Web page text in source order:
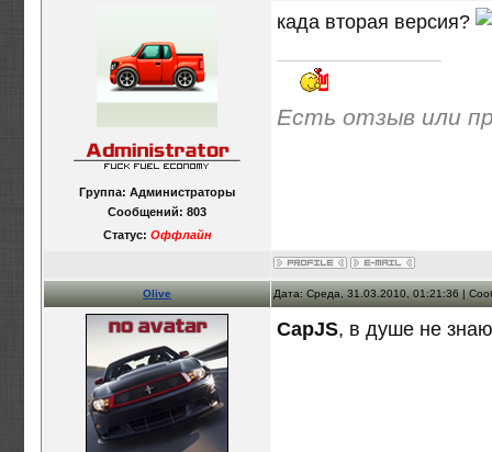
Группа: Администраторы
Сообщений: 803
Статус: Оффлайн
када вторая версия?
Есть отзыв или
Olive Дата: Среда, 31.03.2010, 01:21:36 |
CapJS, в душе не знаю